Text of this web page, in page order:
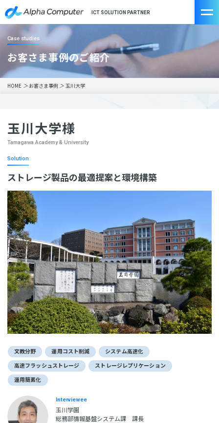
ICT SOLUTION PARTNER
Case studies
お客さま事例のご紹介
HOME ＞ お客さま事例 ＞ 玉川大学
玉川大学様
Tamagawa Academy & University
Solution
ストレージ製品の最適提案と環境構築
文教分野 運用コスト削減
システム高速化
高速フラッシュストレージ
ストレージレプリケーション
運用簡素化
Interviewee
玉川学園
総務部情報基盤システム課 課長